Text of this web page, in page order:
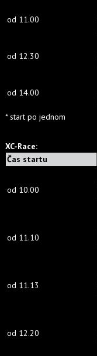
od 11.00
od 12.30
od 14.00
* start po jednom
XC-Race:
Čas startu
od 10.00
od 11.10
od 11.13
od 12.20